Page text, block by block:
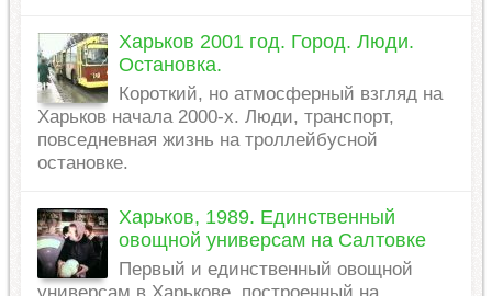
Харьков 2001 год. Город. Люди.
Остановка.
Короткий, но атмосферный взгляд на
Харьков начала 2000-х. Люди, транспорт,
повседневная жизнь на троллейбусной
остановке.
Харьков, 1989. Единственный
овощной универсам на Салтовке
Первый и единственный овощной